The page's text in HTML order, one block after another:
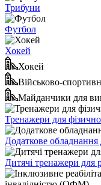
Трибуни
Футбол
Хокей
Хокей
Військово-
Майданчики для
Тренажери для фізичної
Додаткове обладнання
Дитячі тренажери для